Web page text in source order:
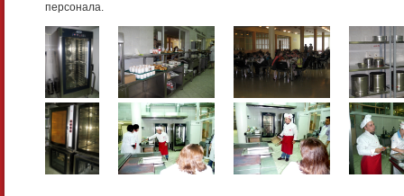
персонала.